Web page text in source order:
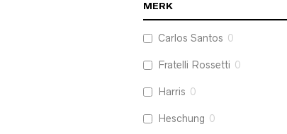
MERK
Carlos Santos 0
Fratelli Rossetti 0
Harris 0
Heschung 0